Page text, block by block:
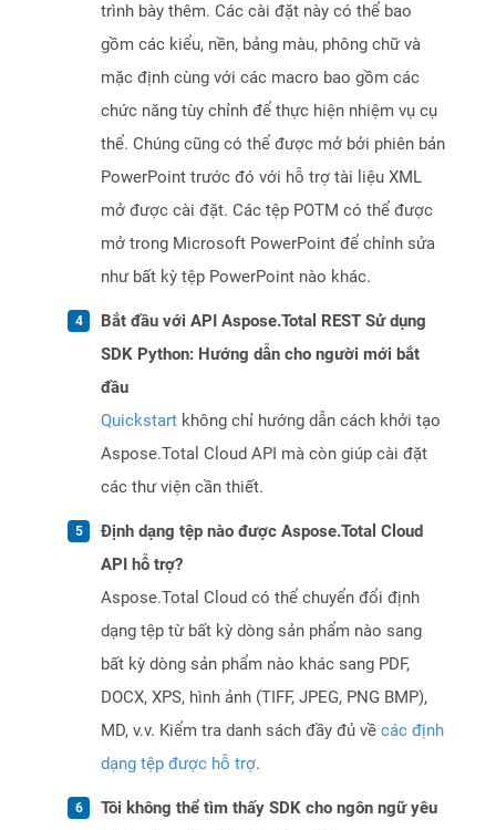
trình bày thêm. Các cài đặt này có thể bao
gồm các kiểu, nền, bảng màu, phông chữ và
mặc định cùng với các macro bao gồm các
chức năng tùy chỉnh để thực hiện nhiệm vụ cụ
thể. Chúng cũng có thể được mở bởi phiên bản
PowerPoint trước đó với hỗ trợ tài liệu XML
mở được cài đặt. Các tệp POTM có thể được
mở trong Microsoft PowerPoint để chỉnh sửa
như bất kỳ tệp PowerPoint nào khác.
Bắt đầu với API Aspose.Total REST Sử dụng
SDK Python: Hướng dẫn cho người mới bắt
đầu
Quickstart không chỉ hướng dẫn cách khởi tạo
Aspose.Total Cloud API mà còn giúp cài đặt
các thư viện cần thiết.
Định dạng tệp nào được Aspose.Total Cloud
API hỗ trợ?
Aspose.Total Cloud có thể chuyển đổi định
dạng tệp từ bất kỳ dòng sản phẩm nào sang
bất kỳ dòng sản phẩm nào khác sang PDF,
DOCX, XPS, hình ảnh (TIFF, JPEG, PNG BMP),
MD, v.v. Kiểm tra danh sách đầy đủ về các định
dạng tệp được hỗ trợ.
Tôi không thể tìm thấy SDK cho ngôn ngữ yêu